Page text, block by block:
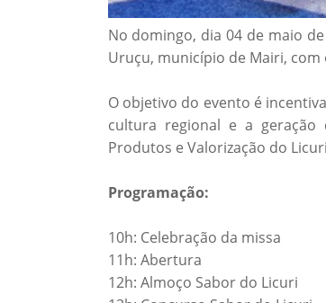
No domingo, dia 04 de maio
Uruçu, município de Mairi, com
O objetivo do evento é
cultura regional e a
Produtos e Valorização do
Programação:
10h: Celebração da missa
11h: Abertura
12h: Almoço Sabor do Licuri